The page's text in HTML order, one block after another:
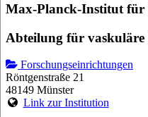
Max-Planck-Institut für
Abteilung für vaskuläre
Forschungseinrichtungen
Röntgenstraße 21
48149 Münster
Link zur Institution